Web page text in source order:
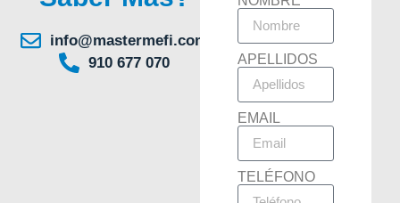
info@mastermefi.com
910 677 070
APELLIDOS
EMAIL
TELÉFONO